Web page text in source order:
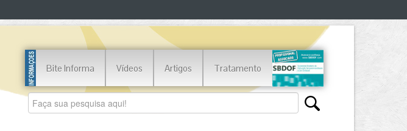
Bite Informa Vídeos Artigos Tratamento